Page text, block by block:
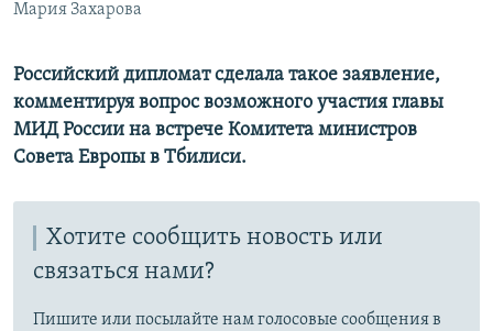
Мария Захарова
Российский дипломат сделала такое заявление,
комментируя вопрос возможного участия главы
МИД России на встрече Комитета министров
Совета Европы в Тбилиси.
Хотите сообщить новость или
связаться нами?
Пишите или посылайте нам голосовые сообщения в